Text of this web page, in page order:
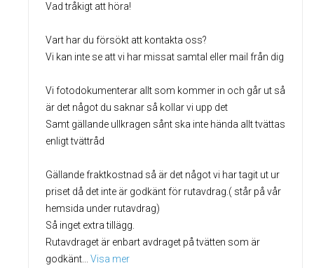
Vad tråkigt att höra!
Vart har du försökt att kontakta oss?
Vi kan inte se att vi har missat samtal eller mail från dig
Vi fotodokumenterar allt som kommer in och går ut så
är det något du saknar så kollar vi upp det
Samt gällande ullkragen sånt ska inte hända allt tvättas
enligt tvättråd
Gällande fraktkostnad så är det något vi har tagit ut ur
priset då det inte är godkänt för rutavdrag.( står på vår
hemsida under rutavdrag)
Så inget extra tillägg.
Rutavdraget är enbart avdraget på tvätten som är
godkänt
Visa mer